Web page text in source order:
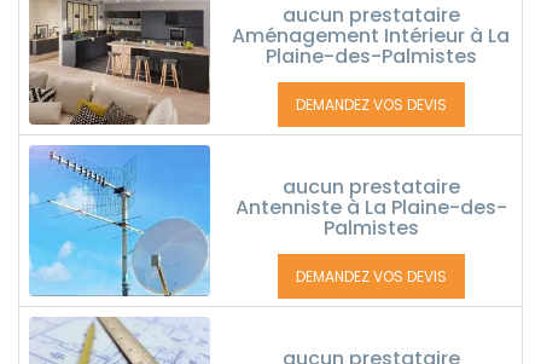
aucun prestataire
Aménagement Intérieur à La
Plaine-des-Palmistes
DEMANDEZ VOS DEVIS
aucun prestataire
Antenniste à La Plaine-des-
Palmistes
DEMANDEZ VOS DEVIS